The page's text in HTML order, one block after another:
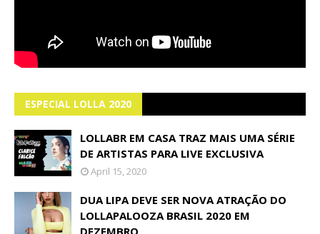
ESPECIAL LOLLA 2020
LOLLABR EM CASA TRAZ MAIS UMA SÉRIE
DE ARTISTAS PARA LIVE EXCLUSIVA
April 15, 2020
DUA LIPA DEVE SER NOVA ATRAÇÃO DO
LOLLAPALOOZA BRASIL 2020 EM
DEZEMBRO